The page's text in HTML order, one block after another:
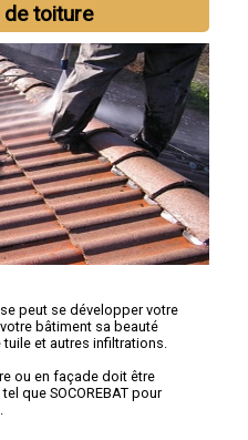
toiture
peut se développer votre
bâtiment sa beauté
et autres infiltrations.
ou en façade doit être
que SOCOREBAT pour